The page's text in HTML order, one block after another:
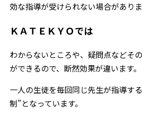
効な指導が受けられない場合がありま
ＫＡＴＥＫＹＯでは
わからないところや、疑問点などそ
ができるので、断然効果が違います。
一人の生徒を毎回同じ先生が指導す
制”となっています。